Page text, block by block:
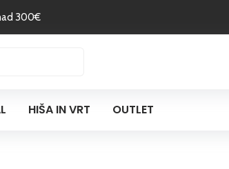
300€
HIŠA IN VRT OUTLET